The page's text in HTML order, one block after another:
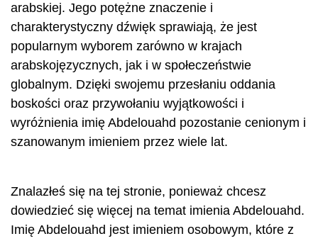
arabskiej. Jego potężne znaczenie i
charakterystyczny dźwięk sprawiają, że jest
popularnym wyborem zarówno w krajach
arabskojęzycznych, jak i w społeczeństwie
globalnym. Dzięki swojemu przesłaniu oddania
boskości oraz przywołaniu wyjątkowości i
wyróżnienia imię Abdelouahd pozostanie cenionym i
szanowanym imieniem przez wiele lat.
Znalazłeś się na tej stronie, ponieważ chcesz
dowiedzieć się więcej na temat imienia Abdelouahd.
Imię Abdelouahd jest imieniem osobowym, które z